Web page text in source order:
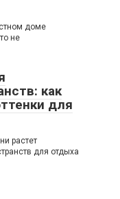
доме
не
как
для
растет
для отдыха